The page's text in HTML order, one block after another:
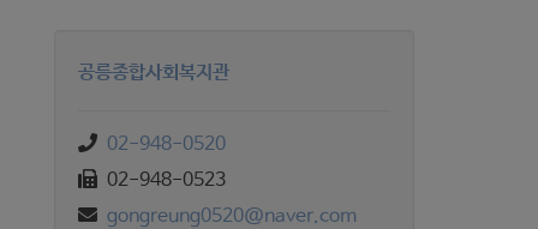
공릉종합사회복지관
02-948-0520
02-948-0523
gongreung0520@naver.com